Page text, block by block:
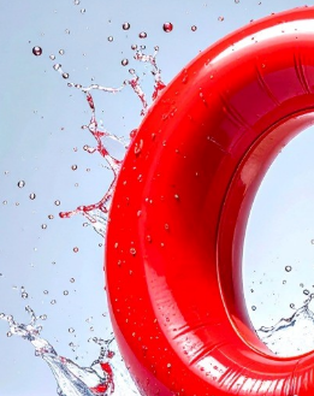
Suita 2 Seater
Cerchi salotti e divani Vitra in tessuto? Clicca e ottieni informazioni sul modello Suita 2 Seater per spazi moderni.